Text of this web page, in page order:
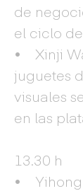
de
el ciclo
• Xinji
juguetes
visuales
en las
13.30 h
• Yihong